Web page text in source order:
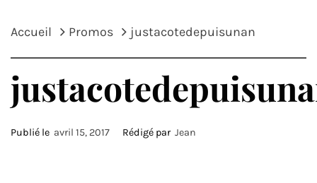
Accueil Promos justacotedepuisunan
Publié le avril 15, 2017 Rédigé par Jean